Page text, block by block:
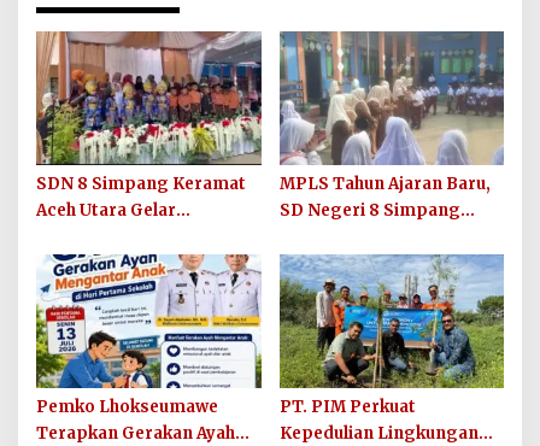
SDN 8 Simpang Keramat
Aceh Utara Gelar
Tahun Ajaran 2026/2027
MPLS Tahun Ajaran Baru,
SD Negeri 8 Simpang
Sekolah Berkualitas dan
Berkarakter
Pemko Lhokseumawe
Terapkan Gerakan Ayah
PT. PIM Perkuat
Kepedulian Lingkungan